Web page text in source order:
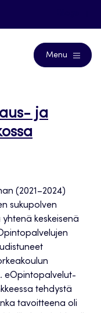
Menu
ja
(2021–2024)
sukupolven
keskeisenä
eOpintopalvelut-
tehdystä
tavoitteena oli